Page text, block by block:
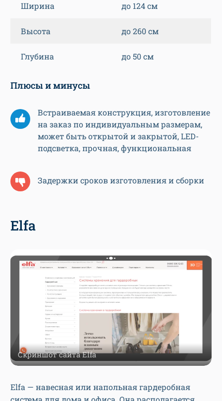
Ширина до 124 см
Высота до 260 см
Глубина до 50 см
Плюсы и минусы
Встраиваемая конструкция, изготовление
на заказ по индивидуальным размерам,
может быть открытой и закрытой, LED-
подсветка, прочная, функциональная
Задержки сроков изготовления и сборки
Elfa
Скриншот сайта Elfa
Elfa — навесная или напольная гардеробная